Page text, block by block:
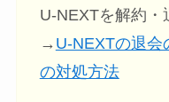
U-NEXTを解約・
→ U-NEXTの退会
の対処方法